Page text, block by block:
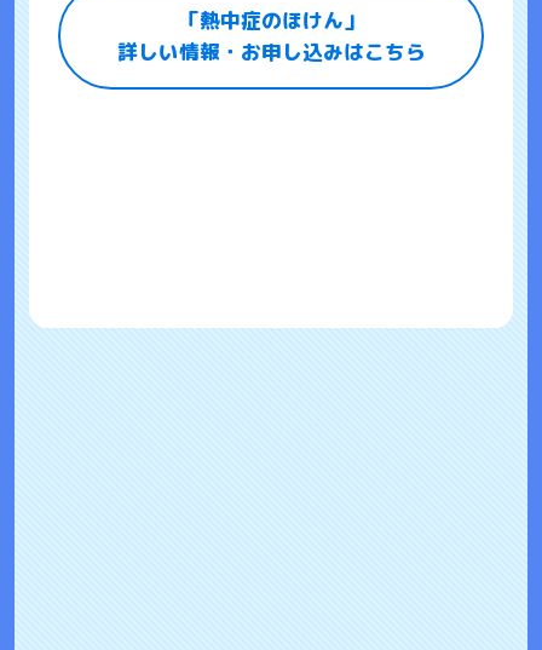
「熱中症のほけん」
詳しい情報・お申し込みはこちら